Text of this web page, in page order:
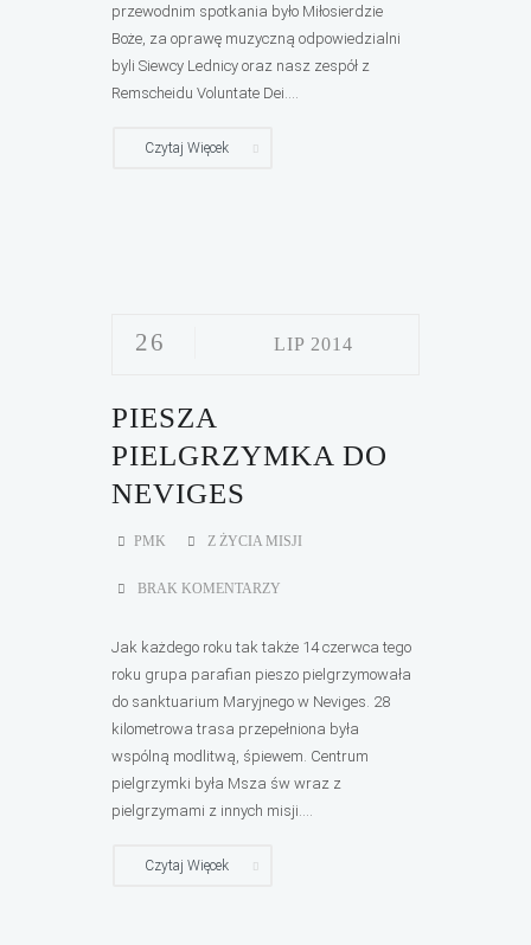
przewodnim spotkania było Miłosierdzie
Boże, za oprawę muzyczną odpowiedzialni
byli Siewcy Lednicy oraz nasz zespół z
Remscheidu Voluntate Dei....
Czytaj Więcek
26 LIP 2014
PIESZA
PIELGRZYMKA DO
NEVIGES
PMK Z ŻYCIA MISJI
BRAK KOMENTARZY
Jak każdego roku tak także 14 czerwca tego
roku grupa parafian pieszo pielgrzymowała
do sanktuarium Maryjnego w Neviges. 28
kilometrowa trasa przepełniona była
wspólną modlitwą, śpiewem. Centrum
pielgrzymki była Msza św wraz z
pielgrzymami z innych misji....
Czytaj Więcek